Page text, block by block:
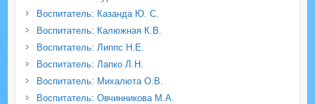
Воспитатель: Казанда Ю. С.
Воспитатель: Калюжная К.В.
Воспитатель: Липпс Н.Е.
Воспитатель: Лапко Л.Н.
Воспитатель: Михалюта О.В.
Воспитатель: Овчинникова М.А.